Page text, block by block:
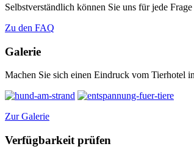
Selbstverständlich können Sie uns für jede
Zu den FAQ
Galerie
Machen Sie sich einen Eindruck vom Tierhotel
Zur Galerie
Verfügbarkeit prüfen